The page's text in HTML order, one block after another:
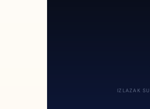
IZLAZAK